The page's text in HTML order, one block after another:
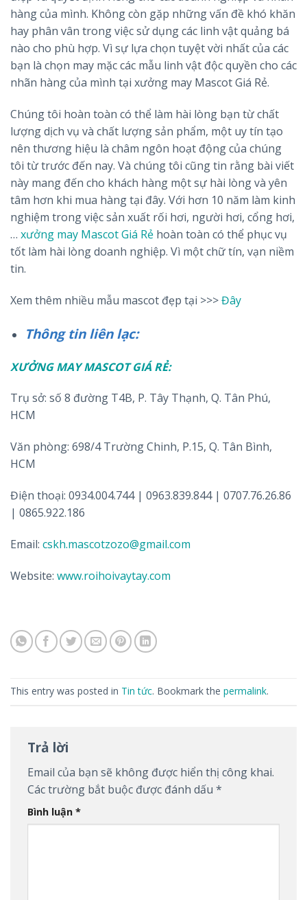
hàng của mình. Không còn gặp những vấn đề khó khăn
hay phân vân trong việc sử dụng các linh vật quảng bá
nào cho phù hợp. Vì sự lựa chọn tuyệt vời nhất của các
bạn là chọn may mặc các mẫu linh vật độc quyền cho các
nhãn hàng của mình tại xưởng may Mascot Giá Rẻ.
Chúng tôi hoàn toàn có thể làm hài lòng bạn từ chất
lượng dịch vụ và chất lượng sản phẩm, một uy tín tạo
nên thương hiệu là châm ngôn hoạt động của chúng
tôi từ trước đến nay. Và chúng tôi cũng tin rằng bài viết
này mang đến cho khách hàng một sự hài lòng và yên
tâm hơn khi mua hàng tại đây. Với hơn 10 năm làm kinh
nghiệm trong việc sản xuất rối hơi, người hơi, cổng hơi,
… xưởng may Mascot Giá Rẻ hoàn toàn có thể phục vụ
tốt làm hài lòng doanh nghiệp. Vì một chữ tín, vạn niềm
tin.
Xem thêm nhiều mẫu mascot đẹp tại >>>Đây
Thông tin liên lạc:
XƯỞNG MAY MASCOT GIÁ RẺ:
Trụ sở: số 8 đường T4B, P. Tây Thạnh, Q. Tân Phú,
HCM
Văn phòng: 698/4 Trường Chinh, P.15, Q. Tân Bình,
HCM
Điện thoại: 0934.004.744 | 0963.839.844 | 0707.76.26.86
| 0865.922.186
Email: cskh.mascotzozo@gmail.com
Website: www.roihoivaytay.com
This entry was posted in Tin tức. Bookmark the permalink.
Trả lời
Email của bạn sẽ không được hiển thị công khai.
Các trường bắt buộc được đánh dấu *
Bình luận *